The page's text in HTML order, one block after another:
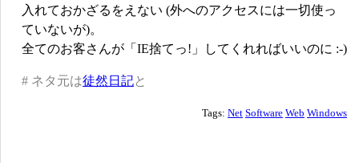
入れておかざるをえない (外へのアクセスには一切使っ
ていないが)。
全てのお客さんが「IE捨てっ!」してくれればいいのに :-)
# ネタ元は徒然日記と
Tags: Net Software Web Windows